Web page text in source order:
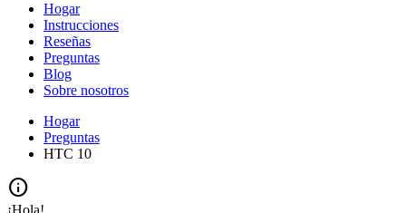
Hogar
Instrucciones
Reseñas
Preguntas
Blog
Sobre nosotros
Hogar
Preguntas
HTC 10
info
¡Hola!